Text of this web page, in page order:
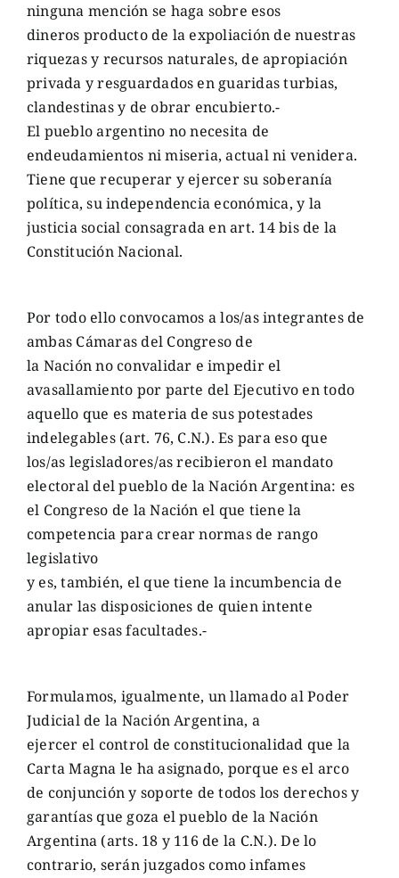
ninguna mención se haga sobre esos
dineros producto de la expoliación de nuestras
riquezas y recursos naturales, de apropiación
privada y resguardados en guaridas turbias,
clandestinas y de obrar encubierto.-
El pueblo argentino no necesita de
endeudamientos ni miseria, actual ni venidera.
Tiene que recuperar y ejercer su soberanía
política, su independencia económica, y la
justicia social consagrada en art. 14 bis de la
Constitución Nacional.
Por todo ello convocamos a los/as integrantes de
ambas Cámaras del Congreso de
la Nación no convalidar e impedir el
avasallamiento por parte del Ejecutivo en todo
aquello que es materia de sus potestades
indelegables (art. 76, C.N.). Es para eso que
los/as legisladores/as recibieron el mandato
electoral del pueblo de la Nación Argentina: es
el Congreso de la Nación el que tiene la
competencia para crear normas de rango
legislativo
y es, también, el que tiene la incumbencia de
anular las disposiciones de quien intente
apropiar esas facultades.-
Formulamos, igualmente, un llamado al Poder
Judicial de la Nación Argentina, a
ejercer el control de constitucionalidad que la
Carta Magna le ha asignado, porque es el arco
de conjunción y soporte de todos los derechos y
garantías que goza el pueblo de la Nación
Argentina (arts. 18 y 116 de la C.N.). De lo
contrario, serán juzgados como infames